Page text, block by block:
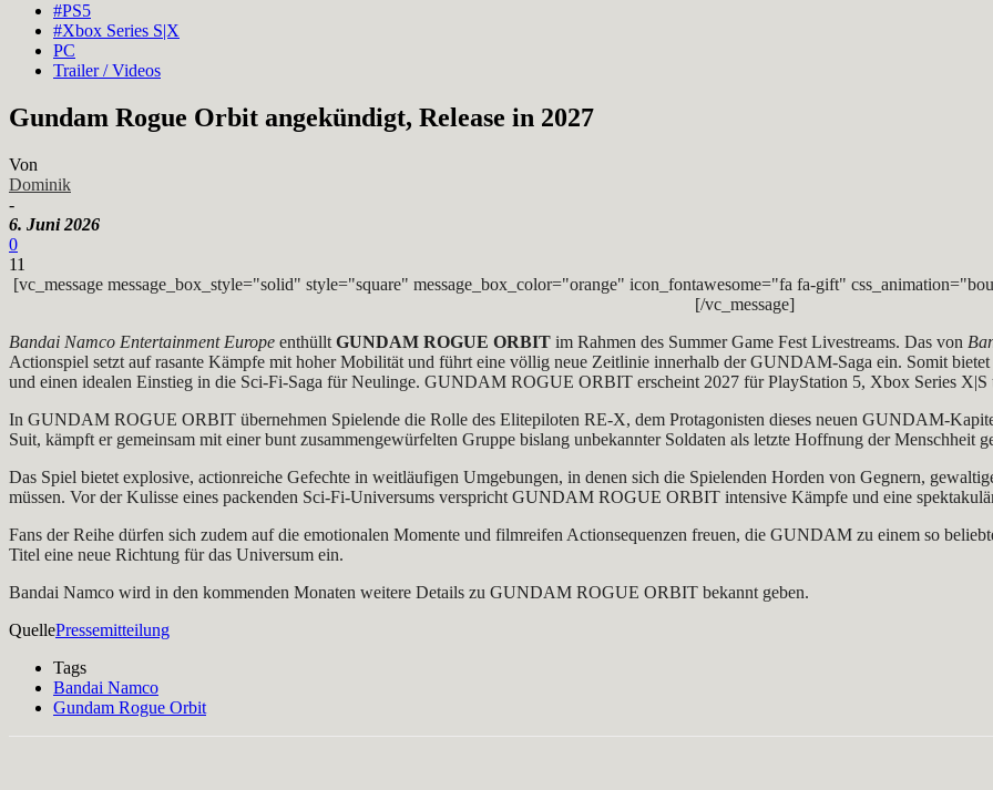
#PS5
#Xbox Series S|X
PC
Trailer / Videos
Gundam Rogue Orbit angekündigt, Release in 2027
Von
Dominik
-
6. Juni 2026
0
11
[vc_message message_box_style="solid" style="square" message_box_color="orange" icon_fontawesome="fa fa-gift"
[/vc_message]
Bandai Namco Entertainment Europe enthüllt GUNDAM ROGUE ORBIT im Rahmen des Summer Game Fest Livestreams. Das von
Actionspiel setzt auf rasante Kämpfe mit hoher Mobilität und führt eine völlig neue Zeitlinie innerhalb der GUNDAM-Saga ein. Somit
und einen idealen Einstieg in die Sci-Fi-Saga für Neulinge. GUNDAM ROGUE ORBIT erscheint 2027 für PlayStation 5, Xbox Series X|S
In GUNDAM ROGUE ORBIT übernehmen Spielende die Rolle des Elitepiloten RE-X, dem Protagonisten dieses neuen GUNDAM-
Suit, kämpft er gemeinsam mit einer bunt zusammengewürfelten Gruppe bislang unbekannter Soldaten als letzte Hoffnung der Menschheit
Das Spiel bietet explosive, actionreiche Gefechte in weitläufigen Umgebungen, in denen sich die Spielenden Horden von Gegnern,
müssen. Vor der Kulisse eines packenden Sci-Fi-Universums verspricht GUNDAM ROGUE ORBIT intensive Kämpfe und eine
Fans der Reihe dürfen sich zudem auf die emotionalen Momente und filmreifen Actionsequenzen freuen, die GUNDAM zu einem so
Titel eine neue Richtung für das Universum ein.
Bandai Namco wird in den kommenden Monaten weitere Details zu GUNDAM ROGUE ORBIT bekannt geben.
QuellePressemitteilung
Tags
Bandai Namco
Gundam Rogue Orbit